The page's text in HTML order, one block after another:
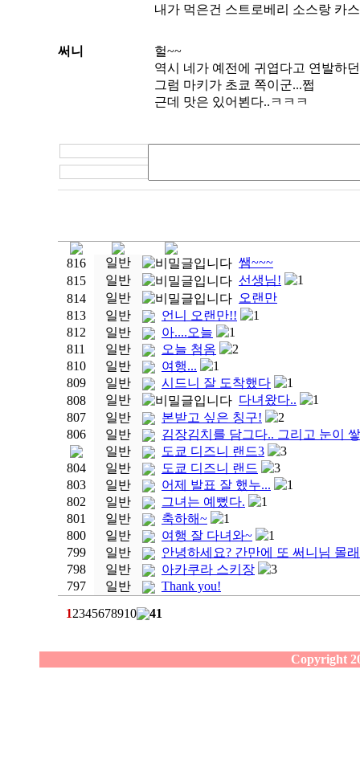
내가 먹은건 스트로베리 소스랑 카
써니
헐~~
역시 네가 예전에 귀엽다고 연발하
그럼 마키가 초쿄 쪽이군...쩝
근데 맛은 있어뵌다..ㅋㅋㅋ
816 일반
쌤~~~
815
일반 선생님!
1
814
일반
오랜만
813
일반 언니 오랜만!!
1
812
일반 아....오늘
1
811
일반 오늘 첨옴
2
810
일반 여행...
1
809
일반 시드니 잘 도착했다
1
808
일반 다녀왔다..
1
807
일반 본받고 싶은 칭구!
2
806
일반
김장김치를 담그다.. 그리고 눈이
일반
도쿄 디즈니 랜드3
3
804
일반 도쿄 디즈니 랜드
3
803
일반 어제 발표 잘 했누...
1
802
일반 그녀는 예뻤다.
1
801
일반 축하해~
1
800
일반 여행 잘 다녀와~
1
799
일반
안녕하세요? 간만에 또 써니님 몰
798
일반 아카쿠라 스키장
3
797
일반
Thank you!
12345678910 41
Copyright